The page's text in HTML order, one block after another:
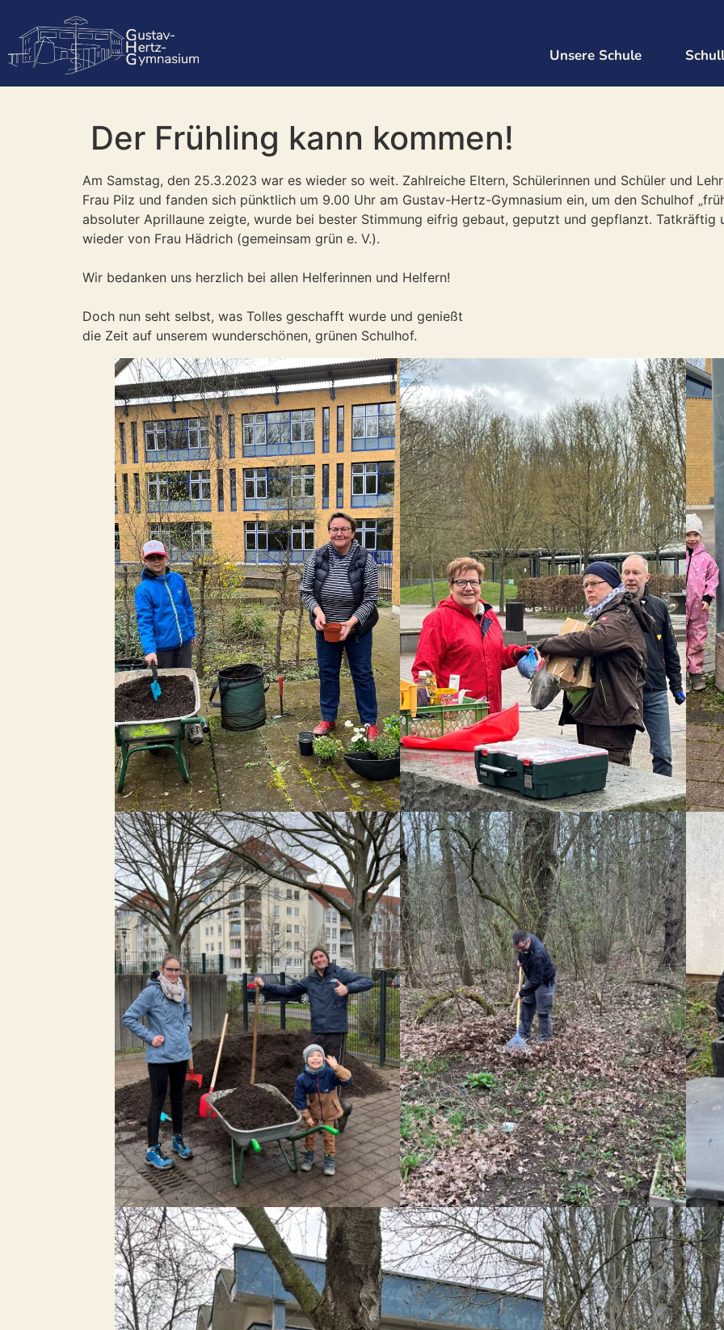
Unsere Schule
Der Frühling kann kommen!
Am Samstag, den 25.3.2023 war es wieder so weit. Zahlreiche Eltern, Schülerinnen und Schüler und
Frau Pilz und fanden sich pünktlich um 9.00 Uhr am Gustav-Hertz-Gymnasium ein, um den Schulhof
absoluter Aprillaune zeigte, wurde bei bester Stimmung eifrig gebaut, geputzt und gepflanzt.
wieder von Frau Hädrich (gemeinsam grün e. V.).
Wir bedanken uns herzlich bei allen Helferinnen und Helfern!
Doch nun seht selbst, was Tolles geschafft wurde und genießt
die Zeit auf unserem wunderschönen, grünen Schulhof.